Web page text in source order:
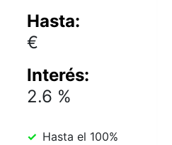
2.6
Hasta el 100%